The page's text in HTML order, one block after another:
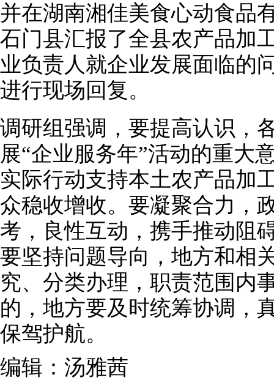
并在湖南湘佳美食心动食品
石门县汇报了全县农产品加
业负责人就企业发展面临的
进行现场回复。
调研组强调，要提高认识，
展“企业服务年”活动的重大
实际行动支持本土农产品加
众稳收增收。要凝聚合力，
考，良性互动，携手推动阻
要坚持问题导向，地方和相
究、分类办理，职责范围内
的，地方要及时统筹协调，
保驾护航。
编辑：汤雅茜